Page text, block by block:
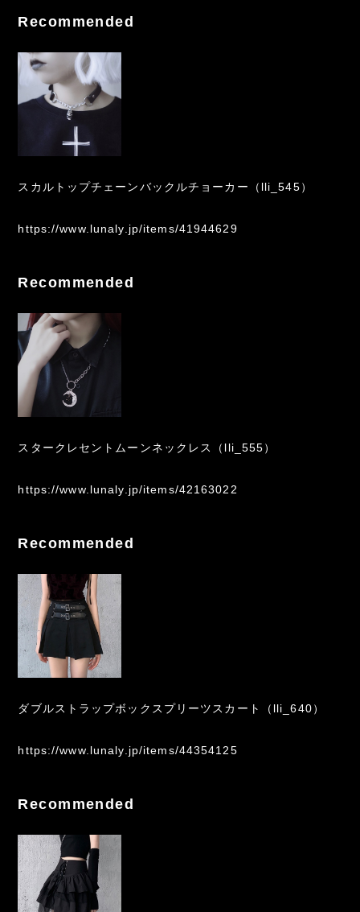
Recommended
スカルトップチェーンバックルチョーカー（lli_545）
https://www.lunaly.jp/items/41944629
Recommended
スタークレセントムーンネックレス（lli_555）
https://www.lunaly.jp/items/42163022
Recommended
ダブルストラップボックスプリーツスカート（lli_640）
https://www.lunaly.jp/items/44354125
Recommended